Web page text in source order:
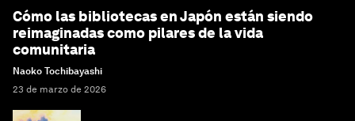
Cómo las bibliotecas en Japón están siendo
reimaginadas como pilares de la vida
comunitaria
Naoko Tochibayashi
23 de marzo de 2026